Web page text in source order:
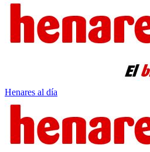
Henares al día